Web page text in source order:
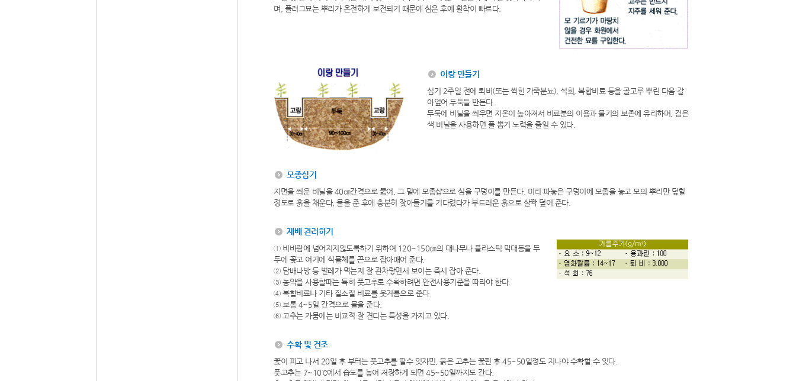
며, 플러그묘는 뿌리가 온전하게 보전되기 때문에 심은 후에 활착이 빠르다.
이랑 만들기
심기 2주일 전에 퇴비(또는 썩힌 가죽분뇨), 석회, 복합비료 등을 골고루 뿌린 다음 갈
아엎어 두둑들 만든다.
두둑에 비닐을 씌우면 지온이 높아져서 비료분의 이용과 물기의 보존에 유리하며, 검은
색 비닐을 사용하면 풀 뽑기 노력을 줄일 수 있다.
모종심기
지면을 씌운 비닐을 40㎝간격으로 뚫어, 그 밑에 모종샵으로 심을 구덩이를 만든다. 미리 파놓은 구덩이에 모종을 놓고 모의 뿌리만 덮힐
정도로 흙을 채운다, 물을 준 후에 충분히 잦아들기를 기다렸다가 부드러운 흙으로 살짝 덮어 준다.
재배 관리하기
① 비바람에 넘어지지않도록하기 위하여 120~150㎝의 대나무나 플라스틱 막대등을 두
두에 꽂고 여기에 식물체를 끈으로 잡아매어 준다.
② 담배나방 등 벌레가 먹는지 잘 관차랗면서 보이는 즉시 잡아 준다.
③ 농약을 사용할때는 특히 풋고추로 수확하려면 안전사용기준을 따라야 한다.
④ 복합비료나 기타 질소질 비료를 웃거름으로 준다.
⑤ 보통 4~5일 간격으로 물을 준다.
⑥ 고추는 가뭄에는 비교적 잘 견디는 특성을 가지고 있다.
수확 및 건조
꽃이 피고 나서 20일 후 부터는 풋고추를 딸수 잇자민, 붉은 고추는 꽃핀 후 45~50일정도 지나야 수확할 수 잇다.
풋고추는 7~10℃에서 습도를 높여 저장하게 되면 45~50일까지도 간다.